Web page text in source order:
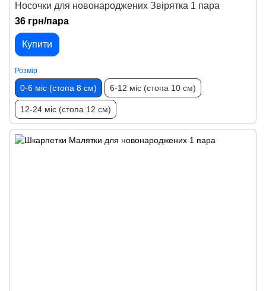
Носочки для новонароджених Звірятка 1 пара
36 грн/пара
Купити
Розмір
0-6 міс (стопа 8 см) 6-12 міс (стопа 10 см)
12-24 міс (стопа 12 см)